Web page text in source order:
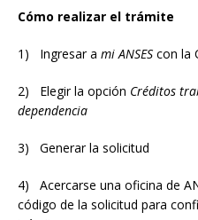
Cómo realizar el trámite
1) Ingresar a mi ANSES con la
2) Elegir la opción Créditos
dependencia
3) Generar la solicitud
4) Acercarse una oficina de
código de la solicitud para